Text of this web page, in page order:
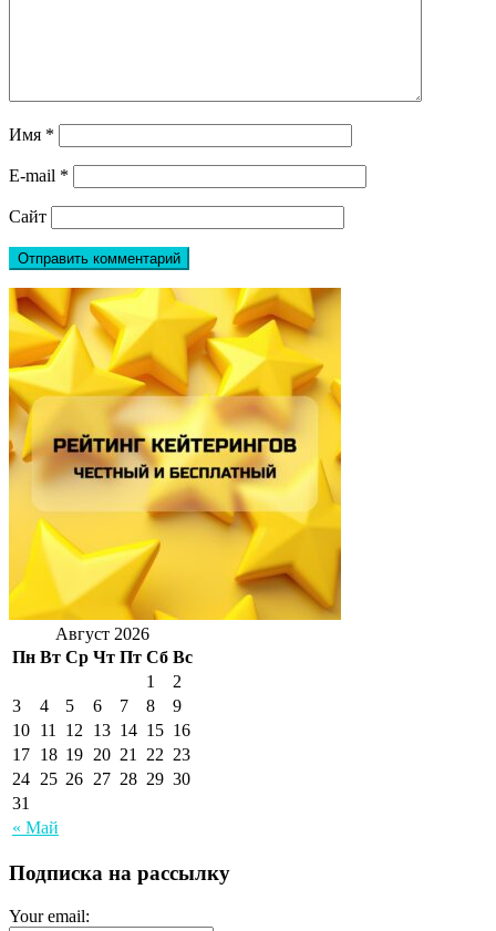
Имя *
E-mail *
Сайт
Август 2026
Пн Вт Ср Чт Пт Сб Вс
« Май
1
2
3
4 5 6 7 8
9
10 11 12 13 14 15 16
17 18 19 20 21 22 23
24 25 26 27 28 29 30
31
Подписка на рассылку
Your email: